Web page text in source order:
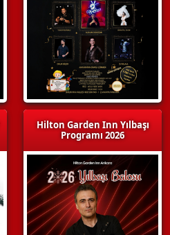
Hilton Garden Inn Yılbaşı
Programı 2026